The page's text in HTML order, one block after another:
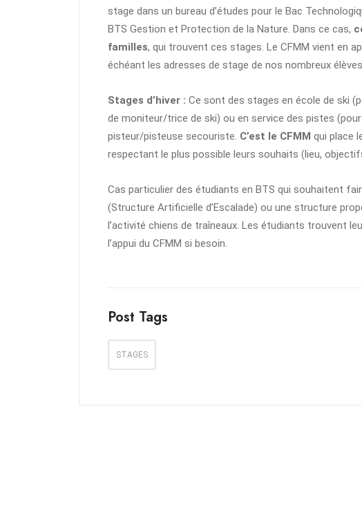
stage dans un bureau d’études pour le Bac
BTS Gestion et Protection de la Nature. Dans ce cas,
familles, qui trouvent ces stages. Le CFMM vient en
échéant les adresses de stage de nos nombreux
Stages d’hiver : Ce sont des stages en école de ski
de moniteur/trice de ski) ou en service des pistes
pisteur/pisteuse secouriste. C’est le CFMM qui place
respectant le plus possible leurs souhaits (lieu,
Cas particulier des étudiants en BTS qui souhaitent
(Structure Artificielle d’Escalade) ou une structure
l’activité chiens de traîneaux. Les étudiants trouvent
l’appui du CFMM si besoin.
Post Tags
STAGES